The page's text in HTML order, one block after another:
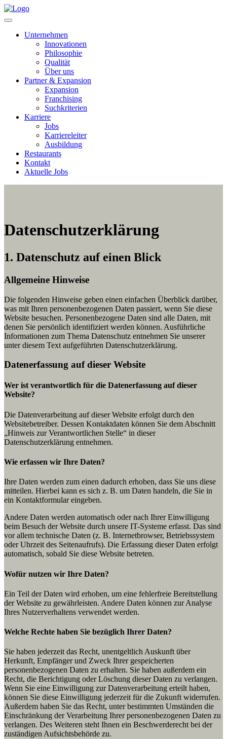
Unternehmen
Innovationen
Philosophie
Qualität
Über uns
Partner & Expansion
Expansion
Franchising
Suchkriterien
Karriere
Jobs
Karriereleiter
Ausbildung
Restaurants
Kontakt
Aktuelle Jobs
Datenschutz­erklärung
1. Datenschutz auf einen Blick
Allgemeine Hinweise
Die folgenden Hinweise geben einen einfachen Überblick darüber,
was mit Ihren personenbezogenen Daten passiert, wenn Sie diese
Website besuchen. Personenbezogene Daten sind alle Daten, mit
denen Sie persönlich identifiziert werden können. Ausführliche
Informationen zum Thema Datenschutz entnehmen Sie unserer
unter diesem Text aufgeführten Datenschutzerklärung.
Datenerfassung auf dieser Website
Wer ist verantwortlich für die Datenerfassung auf dieser
Website?
Die Datenverarbeitung auf dieser Website erfolgt durch den
Websitebetreiber. Dessen Kontaktdaten können Sie dem Abschnitt
„Hinweis zur Verantwortlichen Stelle“ in dieser
Datenschutzerklärung entnehmen.
Wie erfassen wir Ihre Daten?
Ihre Daten werden zum einen dadurch erhoben, dass Sie uns diese
mitteilen. Hierbei kann es sich z. B. um Daten handeln, die Sie in
ein Kontaktformular eingeben.
Andere Daten werden automatisch oder nach Ihrer Einwilligung
beim Besuch der Website durch unsere IT-Systeme erfasst. Das sind
vor allem technische Daten (z. B. Internetbrowser, Betriebssystem
oder Uhrzeit des Seitenaufrufs). Die Erfassung dieser Daten erfolgt
automatisch, sobald Sie diese Website betreten.
Wofür nutzen wir Ihre Daten?
Ein Teil der Daten wird erhoben, um eine fehlerfreie Bereitstellung
der Website zu gewährleisten. Andere Daten können zur Analyse
Ihres Nutzerverhaltens verwendet werden.
Welche Rechte haben Sie bezüglich Ihrer Daten?
Sie haben jederzeit das Recht, unentgeltlich Auskunft über
Herkunft, Empfänger und Zweck Ihrer gespeicherten
personenbezogenen Daten zu erhalten. Sie haben außerdem ein
Recht, die Berichtigung oder Löschung dieser Daten zu verlangen.
Wenn Sie eine Einwilligung zur Datenverarbeitung erteilt haben,
können Sie diese Einwilligung jederzeit für die Zukunft widerrufen.
Außerdem haben Sie das Recht, unter bestimmten Umständen die
Einschränkung der Verarbeitung Ihrer personenbezogenen Daten zu
verlangen. Des Weiteren steht Ihnen ein Beschwerderecht bei der
zuständigen Aufsichtsbehörde zu.